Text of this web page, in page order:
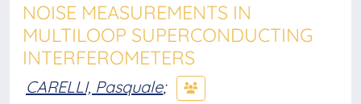
NOISE MEASUREMENTS IN
MULTILOOP SUPERCONDUCTING
INTERFEROMETERS
CARELLI, Pasquale;